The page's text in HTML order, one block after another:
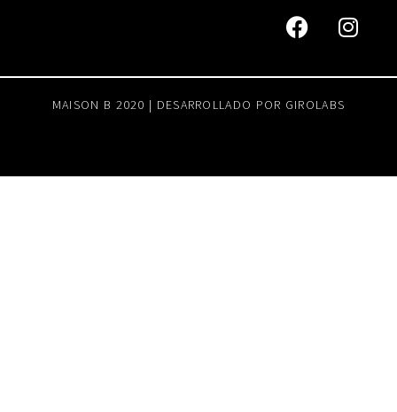
MAISON B 2020 | DESARROLLADO POR GIROLABS